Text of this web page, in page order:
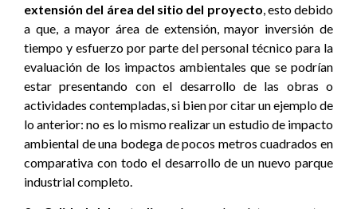
extensión del área del sitio del proyecto , esto debido
a que, a mayor área de extensión, mayor inversión de
tiempo y esfuerzo por parte del personal técnico para la
evaluación de los impactos ambientales que se podrían
estar presentando con el desarrollo de las obras o
actividades contempladas, si bien por citar un ejemplo de
lo anterior: no es lo mismo realizar un estudio de impacto
ambiental de una bodega de pocos metros cuadrados en
comparativa con todo el desarrollo de un nuevo parque
industrial completo.